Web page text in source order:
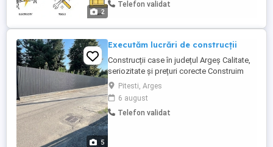
2
constructor,etc. *Oferim ...
Telefon validat
5
Executăm lucrări de construcții
Construcții case în județul Argeș Calitate,
seriozitate și prețuri corecte Construim
case durabile și bine executate, de la
fundație până la cheie, în tot județul Argeș.
Serviciile noastre: Construcții case la roșu
Construcții case la cheie Fundații și
Pitesti, Arges
6 august
Telefon validat